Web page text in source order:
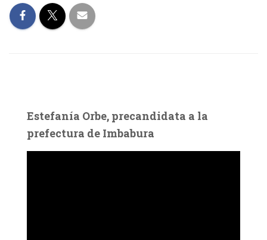
Estefanía Orbe, precandidata a la
prefectura de Imbabura